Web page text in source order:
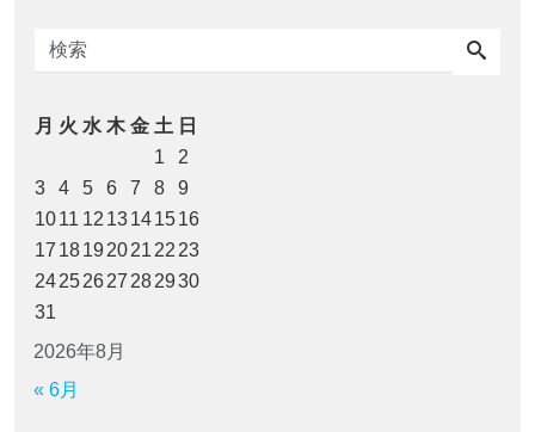
2026年8月
月 火 水 木 金 土 日
1
2
3
4 5 6 7 8
9
1011 12 13141516
17 18192021 22 23
24252627 282930
31
« 6月